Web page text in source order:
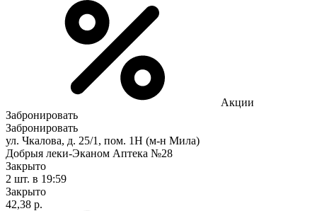
Акции
Забронировать
Забронировать
ул. Чкалова, д. 25/1, пом. 1Н (м-н Мила)
Добрыя леки-Эканом Аптека №28
Закрыто
2 шт. в 19:59
Закрыто
42,38 р.